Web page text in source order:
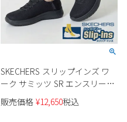
SKECHERS スリップインズ ワ
ーク サミッツ SR エンスリー
108144W レディース
販売価格 ¥12,650税込